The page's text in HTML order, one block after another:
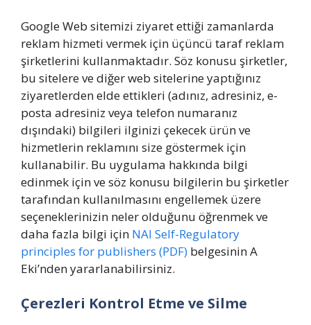
Google Web sitemizi ziyaret ettiği zamanlarda
reklam hizmeti vermek için üçüncü taraf reklam
şirketlerini kullanmaktadır. Söz konusu şirketler,
bu sitelere ve diğer web sitelerine yaptığınız
ziyaretlerden elde ettikleri (adınız, adresiniz, e-
posta adresiniz veya telefon numaranız
dışındaki) bilgileri ilginizi çekecek ürün ve
hizmetlerin reklamını size göstermek için
kullanabilir. Bu uygulama hakkında bilgi
edinmek için ve söz konusu bilgilerin bu şirketler
tarafından kullanılmasını engellemek üzere
seçeneklerinizin neler olduğunu öğrenmek ve
daha fazla bilgi için NAI Self-Regulatory
principles for publishers (PDF) belgesinin A
Eki’nden yararlanabilirsiniz.
Çerezleri Kontrol Etme ve Silme